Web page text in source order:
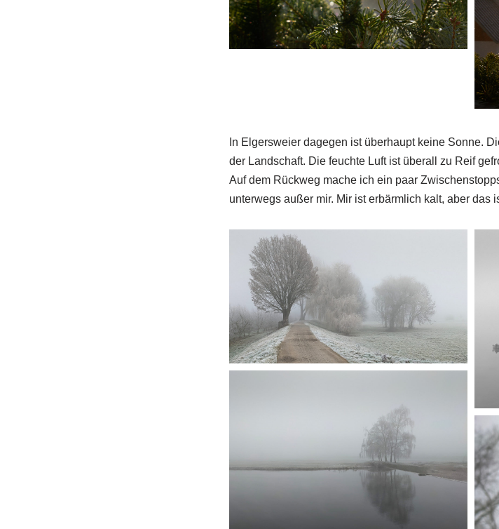
In Elgersweier dagegen ist überhaupt keine Sonne.
der Landschaft. Die feuchte Luft ist überall zu Reif
Auf dem Rückweg mache ich ein paar
unterwegs außer mir. Mir ist erbärmlich kalt, aber das